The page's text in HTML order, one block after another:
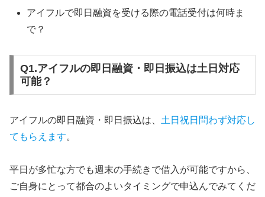
アイフルで即日融資を受ける際の電話受付は何時ま
で？
Q1.アイフルの即日融資・即日振込は土日対応
可能？
アイフルの即日融資・即日振込は、 土日祝日問わず対応し
てもらえます。
平日が多忙な方でも週末の手続きで借入が可能ですから、
ご自身にとって都合のよいタイミングで申込んでみてくだ